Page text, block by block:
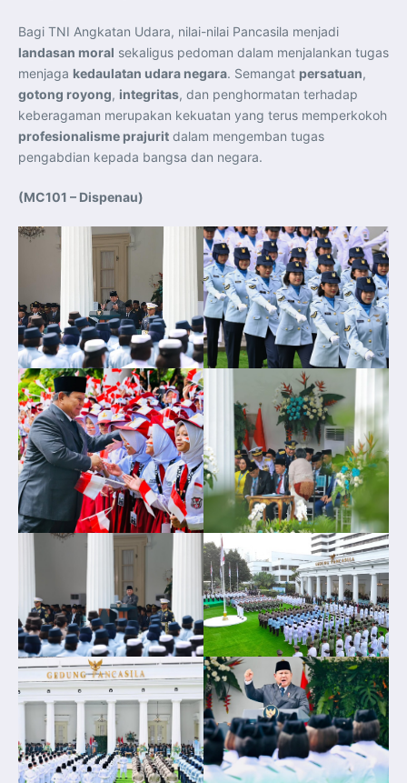
Bagi TNI Angkatan Udara, nilai-nilai Pancasila menjadi
landasan moral sekaligus pedoman dalam menjalankan tugas
menjaga kedaulatan udara negara. Semangat persatuan,
gotong royong, integritas, dan penghormatan terhadap
keberagaman merupakan kekuatan yang terus memperkokoh
profesionalisme prajurit dalam mengemban tugas
pengabdian kepada bangsa dan negara.
(MC101 – Dispenau)